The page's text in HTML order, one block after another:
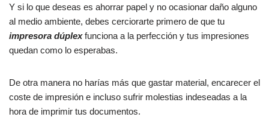
Y si lo que deseas es ahorrar papel y no ocasionar daño alguno
al medio ambiente, debes cerciorarte primero de que tu
impresora dúplexfunciona a la perfección y tus impresiones
quedan como lo esperabas.
De otra manera no harías más que gastar material, encarecer el
coste de impresión e incluso sufrir molestias indeseadas a la
hora de imprimir tus documentos.